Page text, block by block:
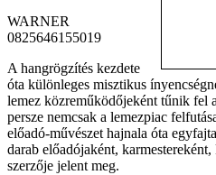
WARNER
0825646155019
A hangrögzítés kezdete
óta különleges misztikus
lemez közreműködőjeként tűnik fel
persze nemcsak a lemezpiac
előadó-művészet hajnala óta
darab előadójaként,
szerzője jelent meg.